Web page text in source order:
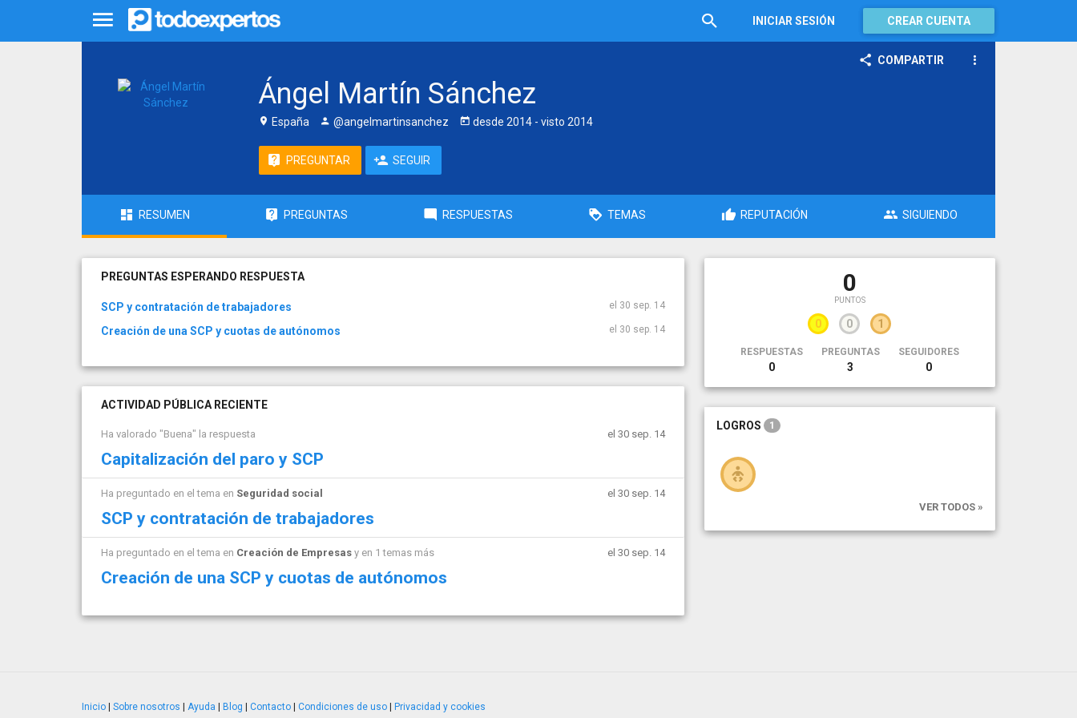
INICIAR SESIÓN CREAR CUENTA
COMPARTIR
Ángel Martín Sánchez
España @angelmartinsanchez desde 2014 - visto 2014
PREGUNTAR SEGUIR
RESUMEN PREGUNTAS RESPUESTAS TEMAS REPUTACIÓN SIGUIENDO
PREGUNTAS ESPERANDO RESPUESTA
SCP y contratación de trabajadores el 30 sep. 14
Creación de una SCP y cuotas de autónomos el 30 sep. 14
ACTIVIDAD PÚBLICA RECIENTE
Ha valorado "Buena" la respuesta el 30 sep. 14
Capitalización del paro y SCP
Ha preguntado en el tema en Seguridad social el 30 sep. 14
SCP y contratación de trabajadores
Ha preguntado en el tema en Creación de Empresas y en 1 temas más el 30 sep. 14
Creación de una SCP y cuotas de autónomos
0
PUNTOS
0 0 1
RESPUESTAS
0
PREGUNTAS
3
SEGUIDORES
0
LOGROS 1
VER TODOS »
Inicio Sobre nosotros Ayuda Blog Contacto Condiciones de uso Privacidad y cookies